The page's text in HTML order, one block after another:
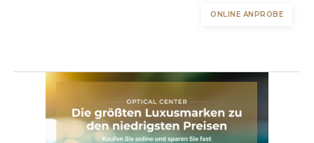
ONLINE ANPROBE